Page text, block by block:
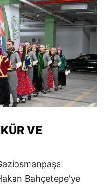
VE
Bahçetepe'ye